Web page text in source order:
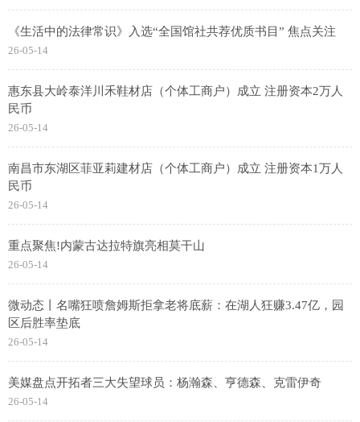
《生活中的法律常识》入选“全国馆社共荐优质书目” 焦点关注
26-05-14
惠东县大岭泰洋川禾鞋材店（个体工商户）成立 注册资本2万人
民币
26-05-14
南昌市东湖区菲亚莉建材店（个体工商户）成立 注册资本1万人
民币
26-05-14
重点聚焦!内蒙古达拉特旗亮相莫干山
26-05-14
微动态丨名嘴狂喷詹姆斯拒拿老将底薪：在湖人狂赚3.47亿，园
区后胜率垫底
26-05-14
美媒盘点开拓者三大失望球员：杨瀚森、亨德森、克雷伊奇
26-05-14